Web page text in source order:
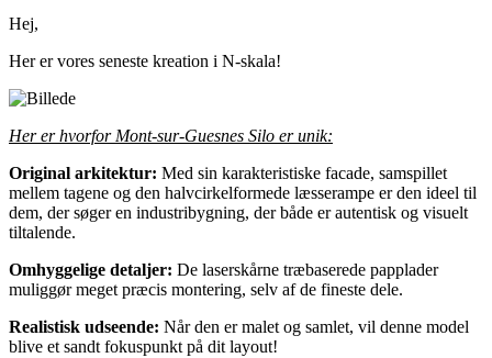
Hej,
Her er vores seneste kreation i N-skala!
Her er hvorfor Mont-sur-Guesnes Silo er unik:
Original arkitektur: Med sin karakteristiske facade, samspillet
mellem tagene og den halvcirkelformede læsserampe er den ideel til
dem, der søger en industribygning, der både er autentisk og visuelt
tiltalende.
Omhyggelige detaljer: De laserskårne træbaserede papplader
muliggør meget præcis montering, selv af de fineste dele.
Realistisk udseende: Når den er malet og samlet, vil denne model
blive et sandt fokuspunkt på dit layout!